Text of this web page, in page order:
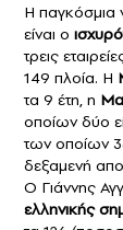
Η παγκόσμια
είναι ο
τρεις
149 πλοία. Η
τα 9 έτη, η
οποίων δύο
των οποίων
δεξαμενή
O Γιάννης
ελληνικής